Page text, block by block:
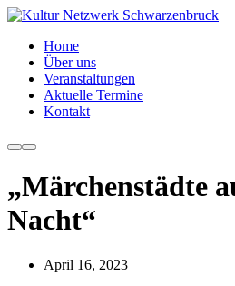
Home
Über uns
Veranstaltungen
Aktuelle Termine
Kontakt
Weitere
Hauptmenü
„Märchenstädte
Nacht“
April 16, 2023